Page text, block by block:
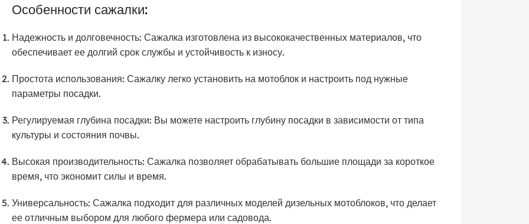
Особенности сажалки:
Надежность и долговечность: Сажалка изготовлена из высококачественных материалов, что
обеспечивает ее долгий срок службы и устойчивость к износу.
Простота использования: Сажалку легко установить на мотоблок и настроить под нужные
параметры посадки.
Регулируемая глубина посадки: Вы можете настроить глубину посадки в зависимости от типа
культуры и состояния почвы.
Высокая производительность: Сажалка позволяет обрабатывать большие площади за короткое
время, что экономит силы и время.
Универсальность: Сажалка подходит для различных моделей дизельных мотоблоков, что делает
ее отличным выбором для любого фермера или садовода.